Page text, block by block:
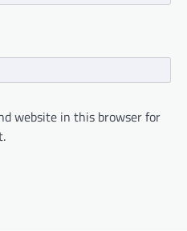
website in this browser for